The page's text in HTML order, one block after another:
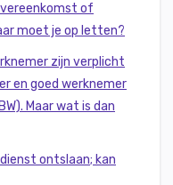
of
moet je op letten?
zijn verplicht
en goed werknemer
Maar wat is dan
ontslaan; kan